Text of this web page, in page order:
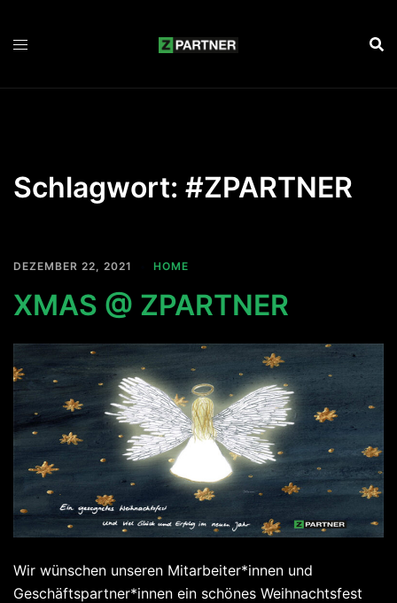
Schlagwort: #ZPARTNER
DEZEMBER 22, 2021 HOME
XMAS @ ZPARTNER
Wir wünschen unseren Mitarbeiter*innen und
Geschäftspartner*innen ein schönes Weihnachtsfest